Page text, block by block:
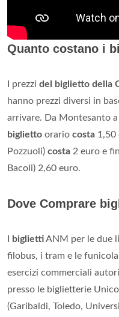
Quanto costano i
I prezzi del biglietto della
hanno prezzi diversi in
arrivare. Da Montesanto
biglietto orario costa 1,50
Pozzuoli) costa 2 euro e
Bacoli) 2,60 euro.
Dove Comprare
bigliettiANM per le due
filobus, i tram e le
esercizi commerciali
presso le biglietterie
(Garibaldi, Toledo,